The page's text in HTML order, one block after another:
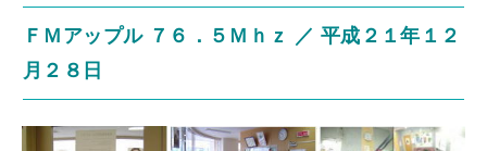
ＦＭアップル ７６．５Ｍｈｚ ／ 平成２１年１２
月２８日